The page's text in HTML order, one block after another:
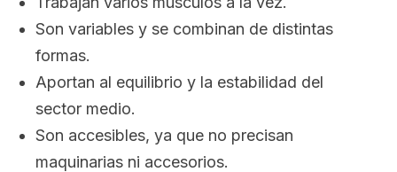
Son variables y se combinan de distintas
formas.
Aportan al equilibrio y la estabilidad del
sector medio.
Son accesibles, ya que no precisan
maquinarias ni accesorios.